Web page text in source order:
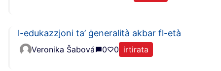
l-edukazzjoni ta’ ġeneralità akbar fl-età
Veronika Šabová 0 0 irtirata